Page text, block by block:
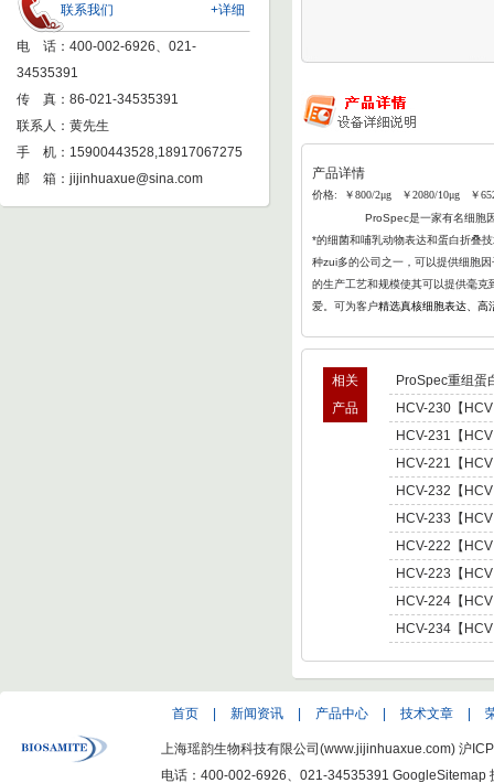
+详细
联系我们
电 话：400-002-6926、021-
34535391
传 真：86-021-34535391
联系人：黄先生
手 机：15900443528,18917067275
邮 箱： jijinhuaxue@sina.com 产品详情
价格: ￥800/2μg ￥2080/10μg ￥
ProSpec是一家有名细胞
*的细菌和哺乳动物表达和蛋白折叠
种zui多的公司之一，可以提供细胞
的生产工艺和规模使其可以提供毫
爱。可为客户精选真核细胞表达、高
相关
产品
ProSpec重组蛋
HCV-230【
型肝炎病毒
Hepatitis C
HCV-231【
型肝炎病毒
Hepatitis C
HCV-221【
肝炎病毒NS5,
C Virus NS5
HCV-232【
型肝炎病毒
Hepatitis C
HCV-233【
型肝炎病毒
Hepatitis C
HCV-222【
肝炎病毒NS5,
C Virus NS5
HCV-223【
肝炎病毒NS5,
C Virus NS5
HCV-224【
肝炎病毒NS5,
HCV-234【
Hepatitis C Virus
首页 新闻资讯 产品中心 技术文章
上海瑶韵生物科技有限公司(www.jijinhuaxue.com) 沪
电话：400-002-6926、021-34535391 GoogleSitemap